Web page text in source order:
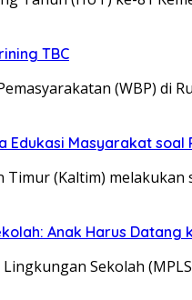
TBC
(WBP) di
Masyarakat soal
(Kaltim)
Anak Harus
Sekolah